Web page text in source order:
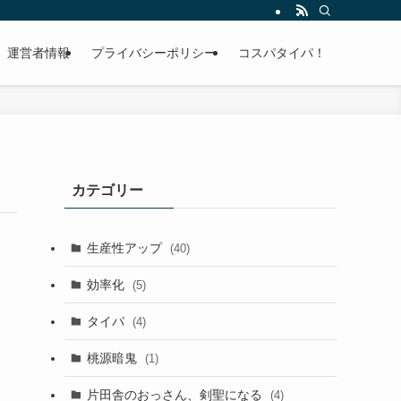
運営者情報 プライバシーポリシー コスパタイパ！
カテゴリー
生産性アップ (40)
効率化 (5)
タイパ (4)
桃源暗鬼 (1)
片田舎のおっさん、剣聖になる (4)